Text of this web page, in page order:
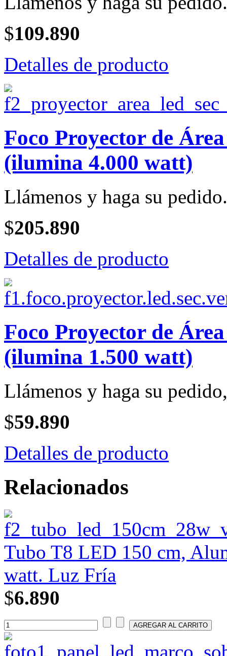
$109.890
Detalles de producto
Foco Proyector de
(ilumina 4.000 watt)
Llámenos y haga su pedido.
$205.890
Detalles de producto
Foco Proyector de
(ilumina 1.500 watt)
Llámenos y haga su
$59.890
Detalles de producto
Relacionados
Tubo T8 LED 150 cm,
watt. Luz Fría
$6.890